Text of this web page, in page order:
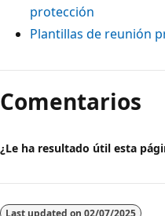
protección
Plantillas de reunión
Comentarios
¿Le ha resultado útil esta
Last updated on 02/07/2025